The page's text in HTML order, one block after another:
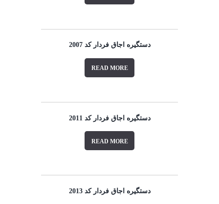
دستگیره اجاق فردار کد 2007
READ MORE
دستگیره اجاق فردار کد 2011
READ MORE
دستگیره اجاق فردار کد 2013